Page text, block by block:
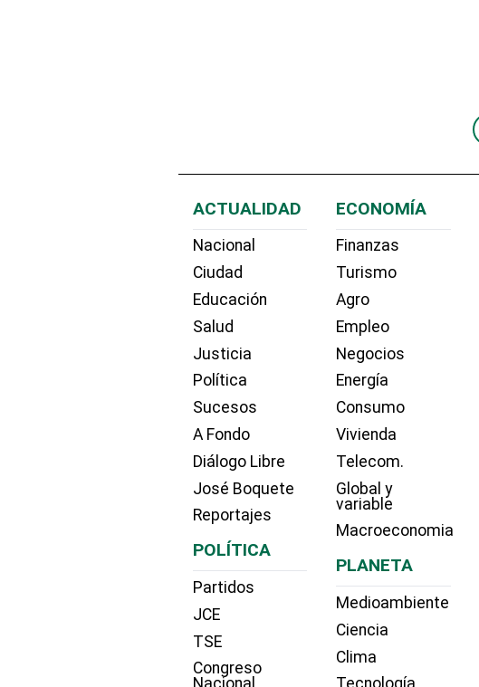
ACTUALIDAD
Nacional
Ciudad
Educación
Salud
Justicia
Política
Sucesos
A Fondo
Diálogo Libre
José Boquete
Reportajes
POLÍTICA
Partidos
JCE
TSE
Congreso
ECONOMÍA
Finanzas
Turismo
Agro
Empleo
Negocios
Energía
Consumo
Vivienda
Telecom.
Global y
variable
Macroeconomia
PLANETA
Medioambiente
Ciencia
Clima